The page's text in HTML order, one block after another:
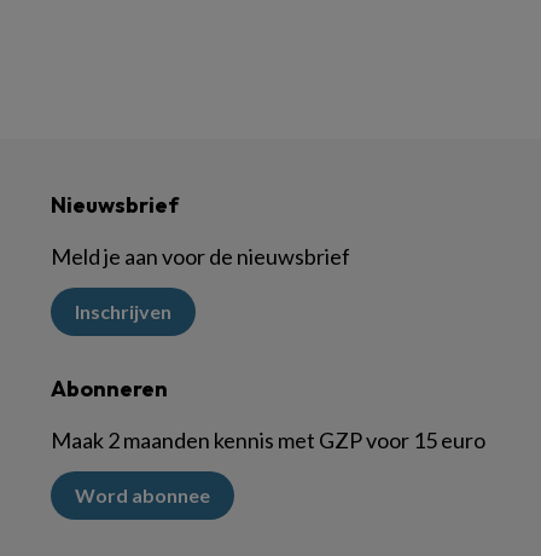
Nieuwsbrief
Meld je aan voor de nieuwsbrief
Inschrijven
Abonneren
Maak 2 maanden kennis met GZP voor 15 euro
Word abonnee